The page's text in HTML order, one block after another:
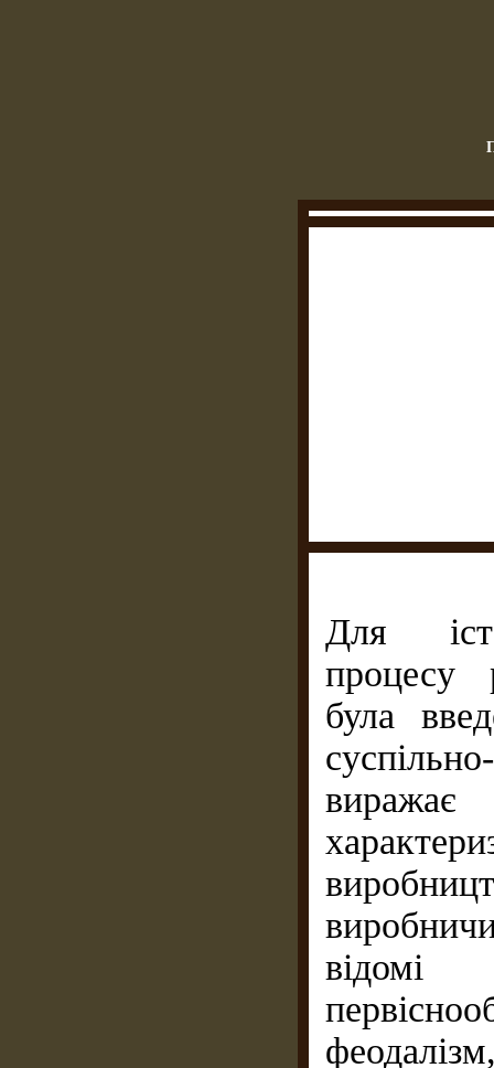
Для
процесу
була